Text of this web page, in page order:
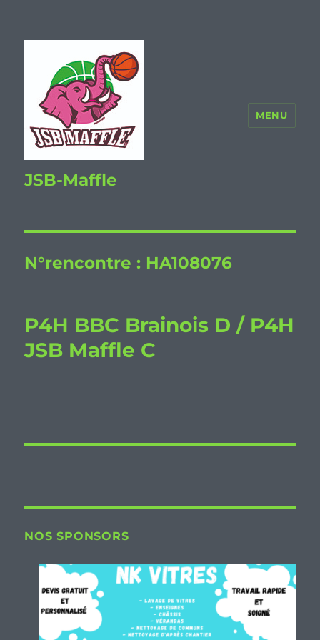
JSB-Maffle
MENU
N°rencontre : HA108076
P4H BBC Brainois D / P4H
JSB Maffle C
NOS SPONSORS